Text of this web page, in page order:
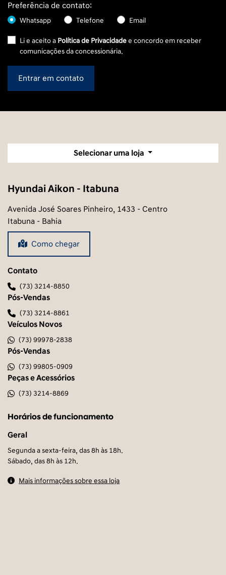
Preferência de contato:
Whatsapp Telefone Email
Li e aceito a Política de Privacidadee concordo em receber
comunicações da concessionária.
Entrar em contato
Selecionar uma loja
Hyundai Aikon - Itabuna
Avenida José Soares Pinheiro, 1433 - Centro
Itabuna - Bahia
Como chegar
Contato
(73) 3214-8850
Pós-Vendas
(73) 3214-8861
Veículos Novos
(73) 99978-2838
Pós-Vendas
(73) 99805-0909
Peças e Acessórios
(73) 3214-8869
Horários de funcionamento
Geral
Segunda a sexta-feira, das 8h às 18h.
Sábado, das 8h às 12h.
Mais informações sobre essa loja